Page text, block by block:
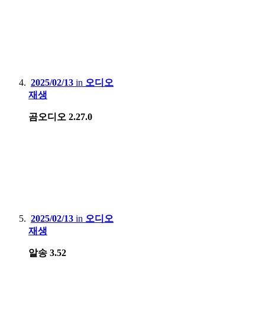
2025/02/13 in 오디오
재생
곰오디오 2.27.0
2025/02/13 in 오디오
재생
알송 3.52